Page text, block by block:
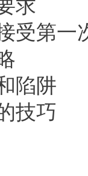
求
受第一
陷阱
技巧